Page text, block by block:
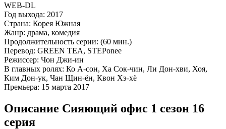
WEB-DL
Год выхода: 2017
Страна: Корея Южная
Жанр: драма, комедия
Продолжительность серии: (60 мин.)
Перевод: GREEN TEA, STEPonee
Режиссер: Чон Джи-ин
В главных ролях: Ко А-сон, Ха Сок-чин, Ли Дон-хви, Хоя,
Ким Дон-ук, Чан Щин-ён, Квон Хэ-хё
Премьера: 15 марта 2017
Описание Сияющий офис 1 сезон 16
серия